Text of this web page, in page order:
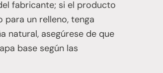
fabricante; si el producto
un relleno, tenga
natural, asegúrese de que
base según las